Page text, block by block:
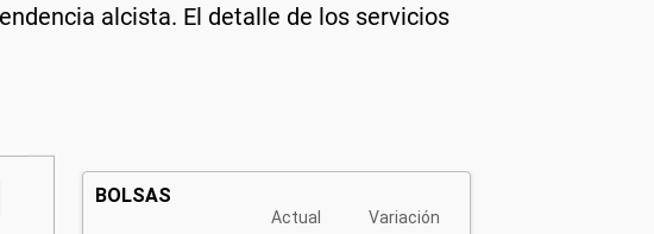
alcista. El detalle de los servicios